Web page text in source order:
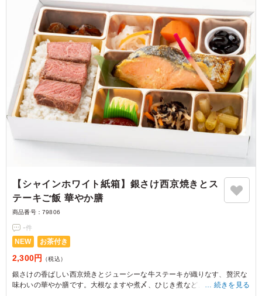
【シャインホワイト紙箱】銀さけ西京焼きとス
テーキご飯 華やか膳
商品番号： 79806
-件
NEW お茶付き
2,300円 （税込）
銀さけの香ばしい西京焼きとジューシーな牛ステーキが織りなす、贅沢な
味わいの華やか膳です。大根なますや煮〆、ひじき煮など、色とりどりの
続きを見る